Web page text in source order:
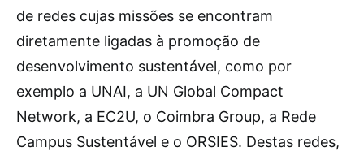
de redes cujas missões se encontram
diretamente ligadas à promoção de
desenvolvimento sustentável, como por
exemplo a UNAI, a UN Global Compact
Network, a EC2U, o Coimbra Group, a Rede
Campus Sustentável e o ORSIES. Destas redes,